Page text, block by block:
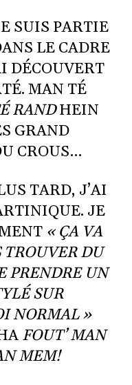
SUIS PARTIE
LE CADRE
DÉCOUVERT
MAN TÉ
RANDHEIN
GRAND
CROUS…
TARD, J’AI
JE
« ÇA VA
TROUVER DU
PRENDRE UN
SUR
NORMAL »
FOUT’ MAN
MEM!